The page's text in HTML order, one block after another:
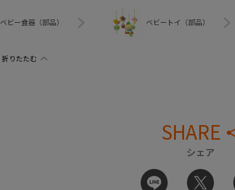
ベビー食器（部品） ベビートイ（部品）
SHARE
シェア